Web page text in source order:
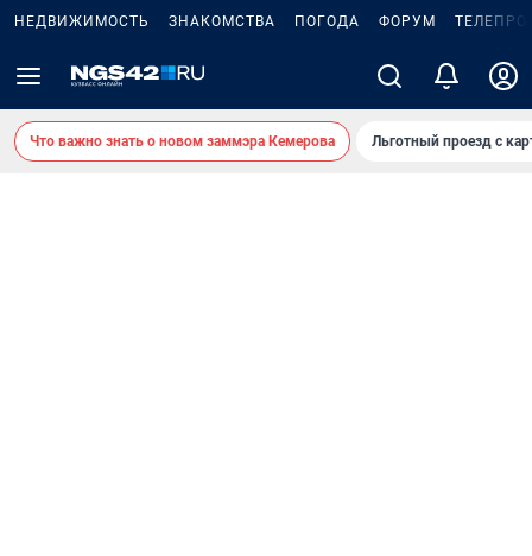
НЕДВИЖИМОСТЬ ЗНАКОМСТВА ПОГОДА ФОРУМ
Что важно знать о новом заммэра Кемерова Льготный проезд с